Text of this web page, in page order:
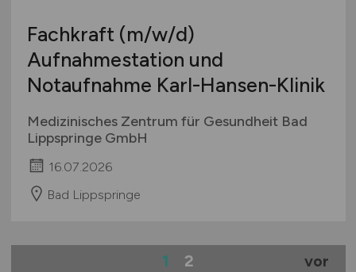
Fachkraft (m/w/d)
Aufnahmestation und
Notaufnahme Karl-Hansen-Klinik
Medizinisches Zentrum für Gesundheit Bad
Lippspringe GmbH
16.07.2026
Bad Lippspringe
1 2 vor